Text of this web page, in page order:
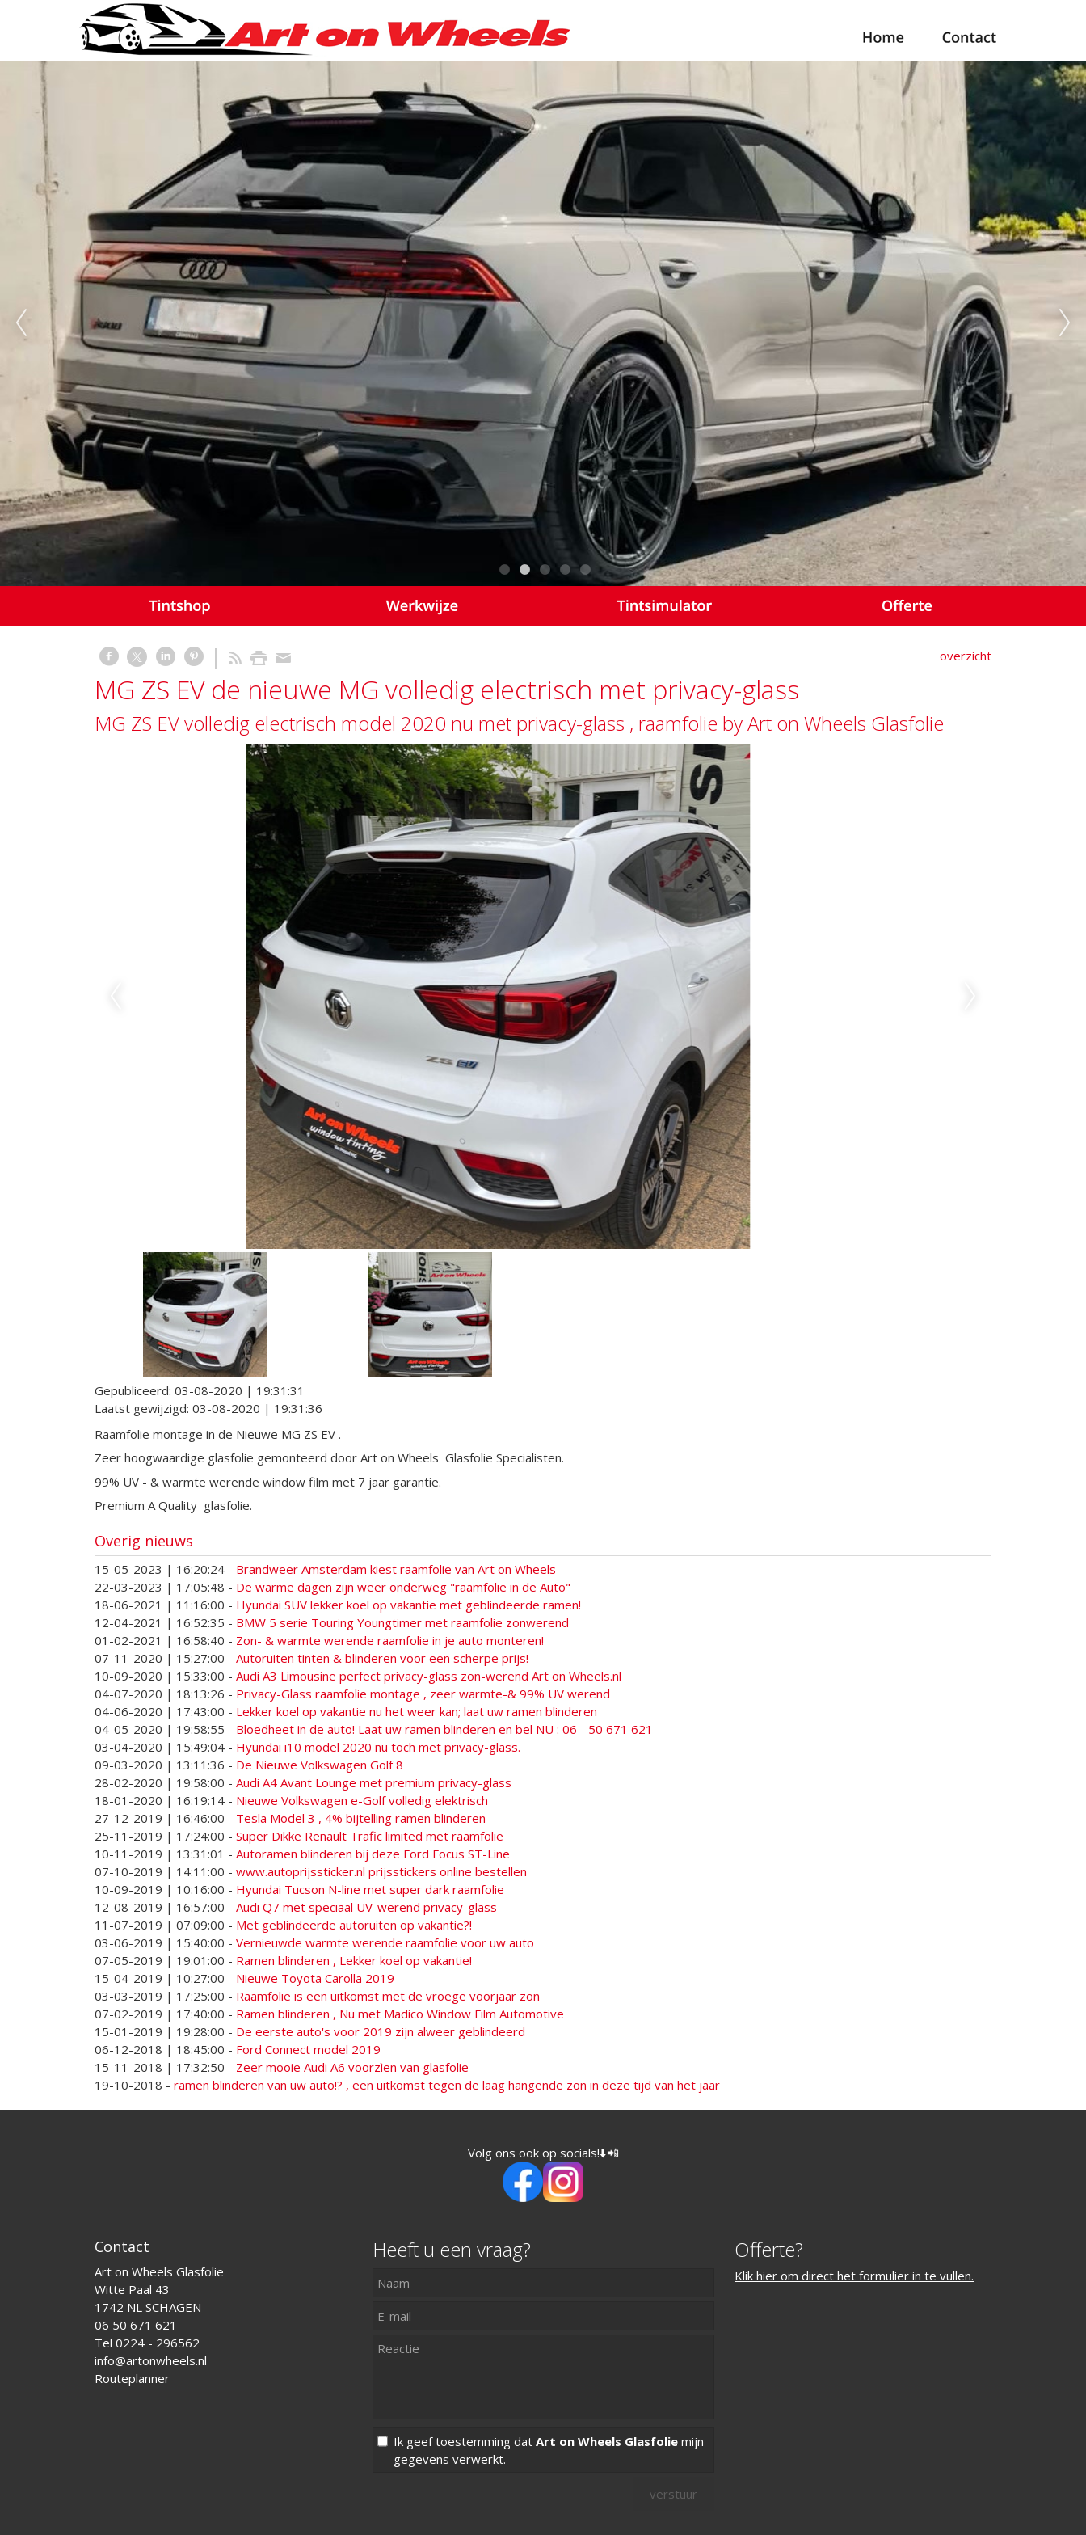
overzicht
MG ZS EV de nieuwe MG volledig electrisch met privacy-glass
MG ZS EV volledig electrisch model 2020 nu met privacy-glass , raamfolie by Art on Wheels Glasfolie
Gepubliceerd: 03-08-2020 | 19:31:31
Laatst gewijzigd: 03-08-2020 | 19:31:36
Raamfolie montage in de Nieuwe MG ZS EV .
Zeer hoogwaardige glasfolie gemonteerd door Art on Wheels Glasfolie Specialisten.
99% UV - & warmte werende window film met 7 jaar garantie.
Premium A Quality glasfolie.
Overig nieuws
15-05-2023 | 16:20:24 - Brandweer Amsterdam kiest raamfolie van Art on Wheels
22-03-2023 | 17:05:48 - De warme dagen zijn weer onderweg "raamfolie in de Auto"
18-06-2021 | 11:16:00 - Hyundai SUV lekker koel op vakantie met geblindeerde ramen!
12-04-2021 | 16:52:35 - BMW 5 serie Touring Youngtimer met raamfolie zonwerend
01-02-2021 | 16:58:40 - Zon- & warmte werende raamfolie in je auto monteren!
07-11-2020 | 15:27:00 - Autoruiten tinten & blinderen voor een scherpe prijs!
10-09-2020 | 15:33:00 - Audi A3 Limousine perfect privacy-glass zon-werend Art on Wheels.nl
04-07-2020 | 18:13:26 - Privacy-Glass raamfolie montage , zeer warmte-& 99% UV werend
04-06-2020 | 17:43:00 - Lekker koel op vakantie nu het weer kan; laat uw ramen blinderen
04-05-2020 | 19:58:55 - Bloedheet in de auto! Laat uw ramen blinderen en bel NU : 06 - 50 671 621
03-04-2020 | 15:49:04 - Hyundai i10 model 2020 nu toch met privacy-glass.
09-03-2020 | 13:11:36 - De Nieuwe Volkswagen Golf 8
28-02-2020 | 19:58:00 - Audi A4 Avant Lounge met premium privacy-glass
18-01-2020 | 16:19:14 - Nieuwe Volkswagen e-Golf volledig elektrisch
27-12-2019 | 16:46:00 - Tesla Model 3 , 4% bijtelling ramen blinderen
25-11-2019 | 17:24:00 - Super Dikke Renault Trafic limited met raamfolie
10-11-2019 | 13:31:01 - Autoramen blinderen bij deze Ford Focus ST-Line
07-10-2019 | 14:11:00 - www.autoprijssticker.nl prijsstickers online bestellen
10-09-2019 | 10:16:00 - Hyundai Tucson N-line met super dark raamfolie
12-08-2019 | 16:57:00 - Audi Q7 met speciaal UV-werend privacy-glass
11-07-2019 | 07:09:00 - Met geblindeerde autoruiten op vakantie?!
03-06-2019 | 15:40:00 - Vernieuwde warmte werende raamfolie voor uw auto
07-05-2019 | 19:01:00 - Ramen blinderen , Lekker koel op vakantie!
15-04-2019 | 10:27:00 - Nieuwe Toyota Carolla 2019
03-03-2019 | 17:25:00 - Raamfolie is een uitkomst met de vroege voorjaar zon
07-02-2019 | 17:40:00 - Ramen blinderen , Nu met Madico Window Film Automotive
15-01-2019 | 19:28:00 - De eerste auto's voor 2019 zijn alweer geblindeerd
06-12-2018 | 18:45:00 - Ford Connect model 2019
15-11-2018 | 17:32:50 - Zeer mooie Audi A6 voorzìen van glasfolie
19-10-2018 - ramen blinderen van uw auto!? , een uitkomst tegen de laag hangende zon in deze tijd van het jaar
Volg ons ook op socials!⬇️📲
Contact
Art on Wheels Glasfolie
Witte Paal 43
1742 NL SCHAGEN
06 50 671 621
Tel 0224 - 296562
info@artonwheels.nl
Routeplanner
Heeft u een vraag?
Ik geef toestemming dat Art on Wheels Glasfolie mijn
gegevens verwerkt.
Offerte?
Klik hier om direct het formulier in te vullen.